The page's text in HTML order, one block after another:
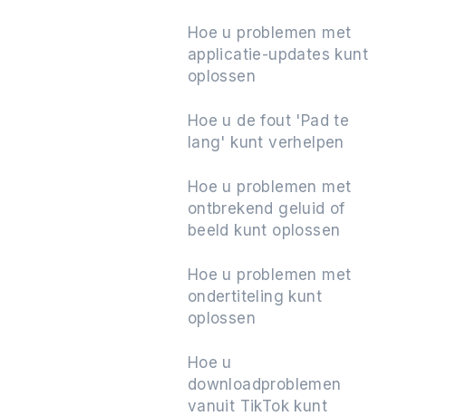
Hoe u problemen met
applicatie-updates kunt
oplossen
Hoe u de fout 'Pad te
lang' kunt verhelpen
Hoe u problemen met
ontbrekend geluid of
beeld kunt oplossen
Hoe u problemen met
ondertiteling kunt
oplossen
Hoe u
downloadproblemen
vanuit TikTok kunt